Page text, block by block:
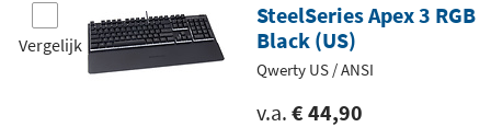
Vergelijk
SteelSeries Apex 3 RGB
Black (US)
Qwerty US / ANSI
v.a. € 44,90